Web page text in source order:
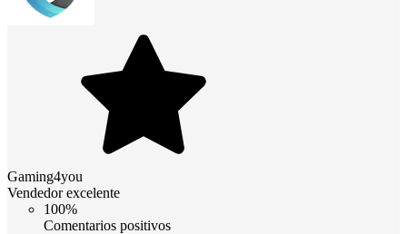
Gaming4you
Vendedor excelente
100%
Comentarios positivos